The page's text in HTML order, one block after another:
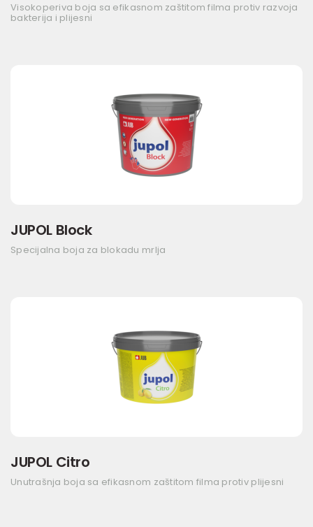
Visokoperiva boja sa efikasnom zaštitom filma protiv razvoja
bakterija i plijesni
JUPOL Block
Specijalna boja za blokadu mrlja
JUPOL Citro
Unutrašnja boja sa efikasnom zaštitom filma protiv plijesni